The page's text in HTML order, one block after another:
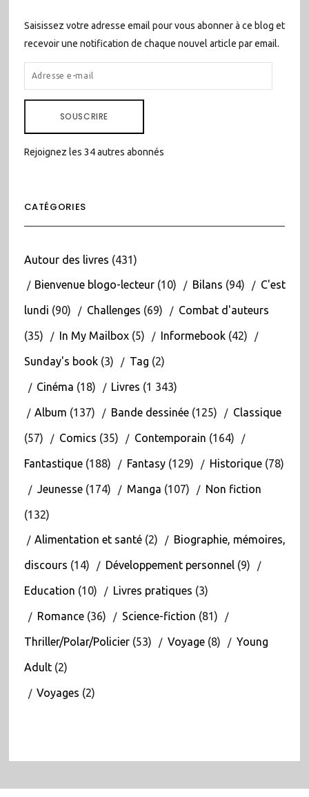
Saisissez votre adresse email pour vous abonner à ce blog et
recevoir une notification de chaque nouvel article par email.
ADRESSE
E-
SOUSCRIRE
Rejoignez les 34 autres abonnés
CATÉGORIES
Autour des livres (431)
Bienvenue blogo-lecteur(10) Bilans (94) C'est
lundi (90) Challenges (69) Combat d'auteurs
(35) In My Mailbox(5) Informebook(42)
Sunday's book(3) Tag (2)
Cinéma (18) Livres (1 343)
Album (137) Bande dessinée(125) Classique
(57) Comics (35) Contemporain (164)
Fantastique(188) Fantasy(129) Historique(78)
Jeunesse(174) Manga (107) Non fiction
(132)
Alimentation et santé(2) Biographie, mémoires,
discours (14) Développement personnel(9)
Education (10) Livres pratiques (3)
Romance(36) Science-fiction (81)
Thriller/Polar/Policier(53) Voyage(8) Young
Adult(2)
Voyages (2)